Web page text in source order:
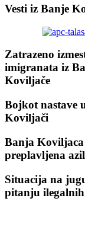
Vesti iz Banje
Zatrazeno
imigranata iz
Koviljače
Bojkot nastave
Koviljači
Banja Koviljaca
preplavljena
Situacija na
pitanju